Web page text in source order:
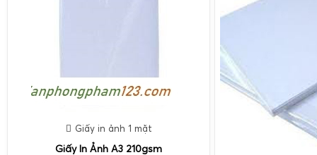
Giấy in ảnh 1 mặt
Giấy In Ảnh A3 210gsm